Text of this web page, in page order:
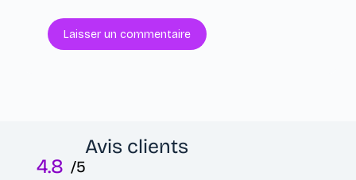
Laisser un commentaire
Avis clients
4.8 /5